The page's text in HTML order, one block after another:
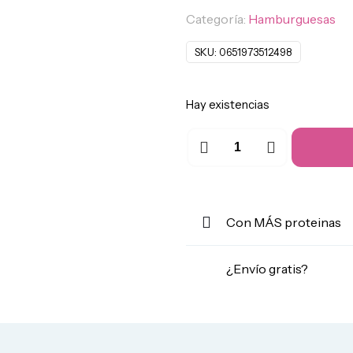
Categoría: Hamburguesas
SKU: 0651973512498
Hay existencias
de
cantidadCon MÁS proteinas
¿Envío gratis?